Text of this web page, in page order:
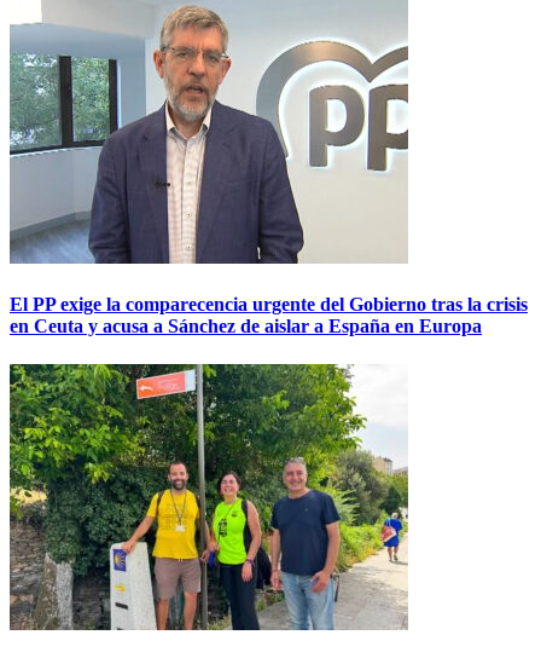
El PP exige la comparecencia urgente del Gobierno tras la crisis
en Ceuta y acusa a Sánchez de aislar a España en Europa